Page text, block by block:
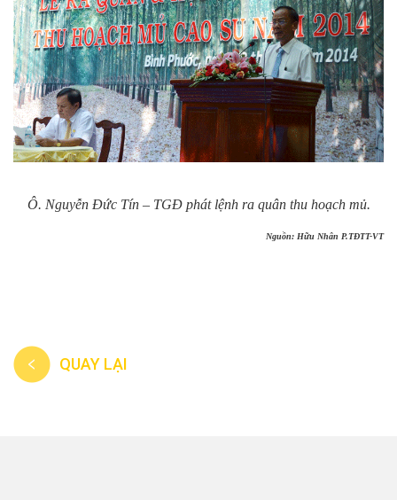
Ô. Nguyễn Đức Tín – TGĐ phát lệnh ra quân thu hoạch mủ.
Nguồn: Hữu Nhân P.TĐTT-VT
QUAY LẠI